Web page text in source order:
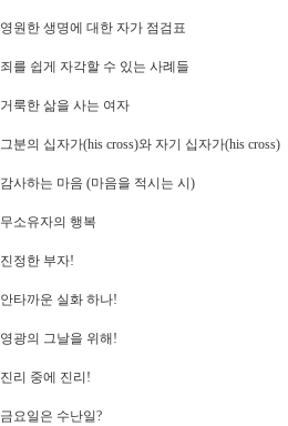
영원한 생명에 대한 자가 점검표
죄를 쉽게 자각할 수 있는 사례들
거룩한 삶을 사는 여자
그분의 십자가(his cross)와 자기 십자가(his cross)
감사하는 마음 (마음을 적시는 시)
무소유자의 행복
진정한 부자!
안타까운 실화 하나!
영광의 그날을 위해!
진리 중에 진리!
금요일은 수난일?